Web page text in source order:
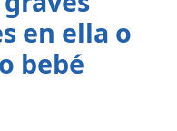
en ella o
bebé